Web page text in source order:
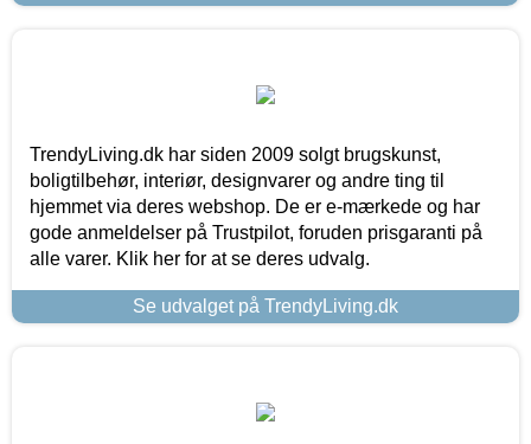
TrendyLiving.dk har siden 2009 solgt brugskunst,
boligtilbehør, interiør, designvarer og andre ting til
hjemmet via deres webshop. De er e-mærkede og har
gode anmeldelser på Trustpilot, foruden prisgaranti på
alle varer. Klik her for at se deres udvalg.
Se udvalget på TrendyLiving.dk